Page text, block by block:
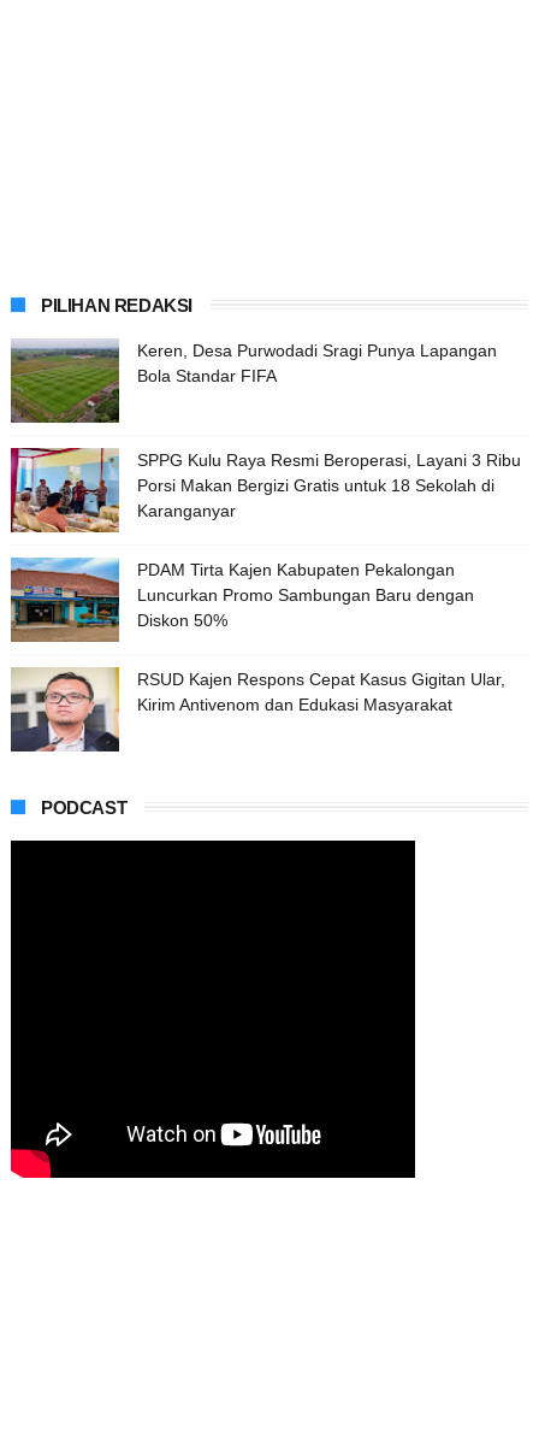
PILIHAN REDAKSI
Keren, Desa Purwodadi Sragi Punya Lapangan
Bola Standar FIFA
SPPG Kulu Raya Resmi Beroperasi, Layani 3 Ribu
Porsi Makan Bergizi Gratis untuk 18 Sekolah di
Karanganyar
PDAM Tirta Kajen Kabupaten Pekalongan
Luncurkan Promo Sambungan Baru dengan
Diskon 50%
RSUD Kajen Respons Cepat Kasus Gigitan Ular,
Kirim Antivenom dan Edukasi Masyarakat
PODCAST